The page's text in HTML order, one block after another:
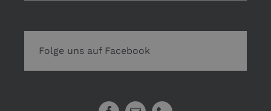
Folge uns auf Facebook